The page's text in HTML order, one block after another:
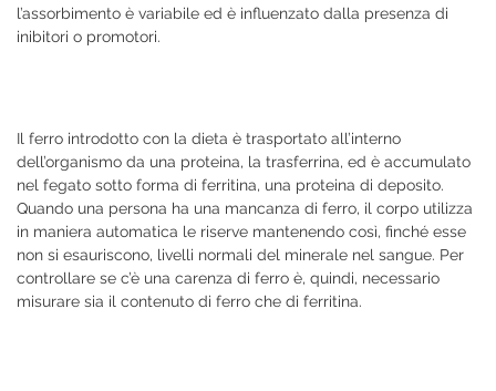
l’assorbimento è variabile ed è influenzato dalla presenza di
inibitori o promotori.
Il ferro introdotto con la dieta è trasportato all’interno
dell’organismo da una proteina, la trasferrina, ed è accumulato
nel fegato sotto forma di ferritina, una proteina di deposito.
Quando una persona ha una mancanza di ferro, il corpo utilizza
in maniera automatica le riserve mantenendo così, finché esse
non si esauriscono, livelli normali del minerale nel sangue. Per
controllare se c’è una carenza di ferro è, quindi, necessario
misurare sia il contenuto di ferro che di ferritina.